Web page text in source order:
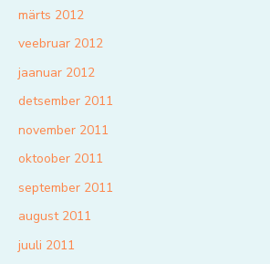
märts 2012
veebruar 2012
jaanuar 2012
detsember 2011
november 2011
oktoober 2011
september 2011
august 2011
juuli 2011